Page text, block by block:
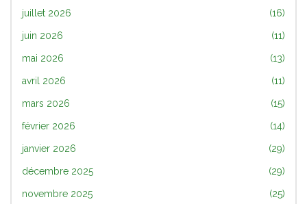
juillet 2026 (16)
juin 2026 (11)
mai 2026 (13)
avril 2026 (11)
mars 2026 (15)
février 2026 (14)
janvier 2026 (29)
décembre 2025 (29)
novembre 2025 (25)